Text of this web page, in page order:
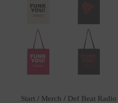
Start/ Merch / Def Beat Radio